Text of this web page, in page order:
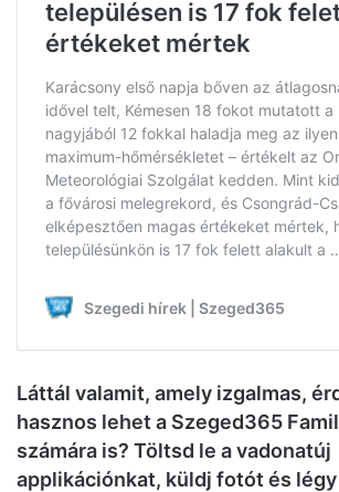
Láttál valamit, amely izgalmas,
hasznos lehet a Szeged365
számára is? Töltsd le a vadonatúj
applikációnkat, küldj fotót és